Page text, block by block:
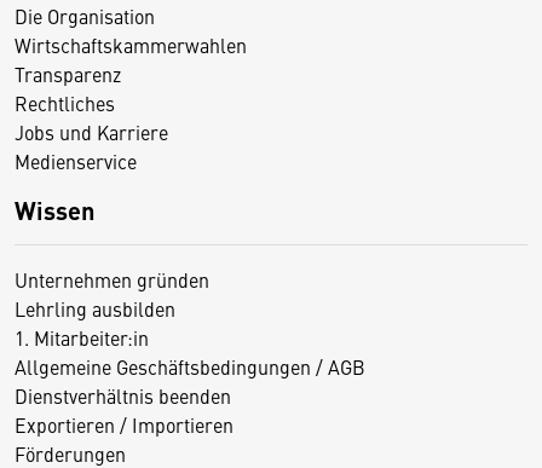
Die Organisation
Wirtschaftskammerwahlen
Transparenz
Rechtliches
Jobs und Karriere
Medienservice
Wissen
Unternehmen gründen
Lehrling ausbilden
1. Mitarbeiter:in
Allgemeine Geschäftsbedingungen / AGB
Dienstverhältnis beenden
Exportieren / Importieren
Förderungen